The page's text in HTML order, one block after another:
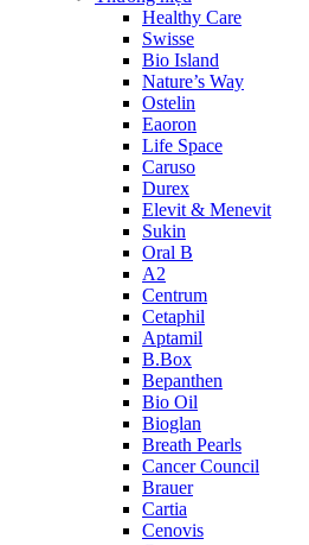
Healthy Care
Swisse
Bio Island
Nature’s Way
Ostelin
Eaoron
Life Space
Caruso
Durex
Elevit & Menevit
Sukin
Oral B
A2
Centrum
Cetaphil
Aptamil
B.Box
Bepanthen
Bio Oil
Bioglan
Breath Pearls
Cancer Council
Brauer
Cartia
Cenovis